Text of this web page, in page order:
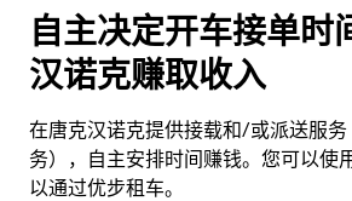
闭
日
历。
自主决定开车接单时
汉诺克赚取收入
在唐克汉诺克提供接载和/或派送服务
务），自主安排时间赚钱。您可以使
以通过优步租车。